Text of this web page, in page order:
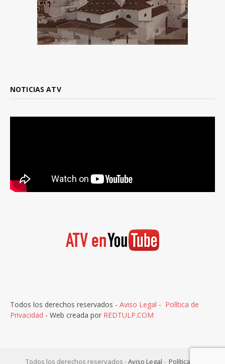
NOTICIAS ATV
Todos los derechos reservados - Aviso Legal - Política de
Privacidad - Web creada por REDTULP.COM
Todos los derechos reservados -Aviso Legal - Política de